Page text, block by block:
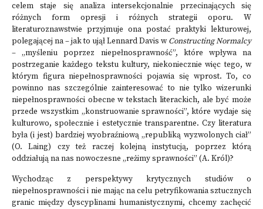
celem staje się analiza intersekcjonalnie przecinających się
różnych form opresji i różnych strategii oporu. W
literaturoznawstwie przyjmuje ona postać praktyki lekturowej,
polegającej na – jak to ujął Lennard Davis wConstructing Normalcy
– „myśleniu poprzez niepełnosprawność”, które wpływa na
postrzeganie każdego tekstu kultury, niekoniecznie więc tego, w
którym figura niepełnosprawności pojawia się wprost. To, co
powinno nas szczególnie zainteresować to nie tylko wizerunki
niepełnosprawności obecne w tekstach literackich, ale być może
przede wszystkim „konstruowanie sprawności”, które wydaje się
kulturowo, społecznie i estetycznie transparentne. Czy literatura
była (i jest) bardziej wyobraźniową „republiką wyzwolonych ciał”
(O. Laing) czy też raczej kolejną instytucją, poprzez którą
oddziałują na nas nowoczesne „reżimy sprawności” (A. Król)?
Wychodząc z perspektywy krytycznych studiów o
niepełnosprawności i nie mając na celu petryfikowania sztucznych
granic między dyscyplinami humanistycznymi, chcemy zachęcić